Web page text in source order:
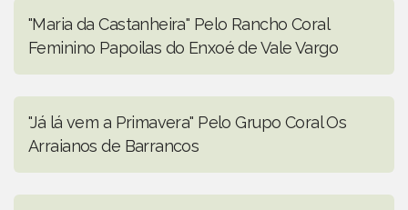
"Maria da Castanheira" Pelo Rancho Coral
Feminino Papoilas do Enxoé de Vale Vargo
"Já lá vem a Primavera" Pelo Grupo Coral Os
Arraianos de Barrancos